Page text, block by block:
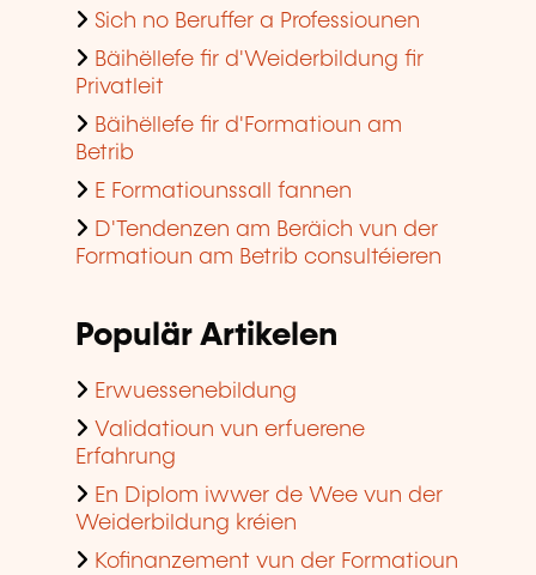
Sich no Beruffer a Professiounen
Bäihëllefe fir d'Weiderbildung fir
Privatleit
Bäihëllefe fir d'Formatioun am
Betrib
E Formatiounssall fannen
D'Tendenzen am Beräich vun der
Formatioun am Betrib consultéieren
Populär Artikelen
Erwuessenebildung
Validatioun vun erfuerene
Erfahrung
En Diplom iwwer de Wee vun der
Weiderbildung kréien
Kofinanzement vun der Formatioun